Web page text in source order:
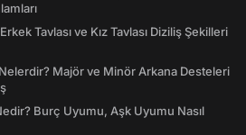
Tavlası ve Kız Tavlası Diziliş Şekilleri
Majör ve Minör Arkana Desteleri
Burç Uyumu, Aşk Uyumu Nasıl